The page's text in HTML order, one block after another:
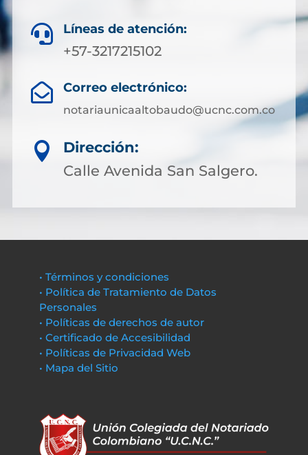
 Líneas de atención:
+57-3217215102
 Correo electrónico:
notariaunicaaltobaudo@ucnc.com.co

Dirección:
Calle Avenida San Salgero.
• Términos y condiciones
• Política de Tratamiento de Datos
Personales
• Políticas de derechos de autor
• Certificado de Accesibilidad
• Políticas de Privacidad Web
• Mapa del Sitio